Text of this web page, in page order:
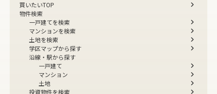
買いたいTOP
物件検索
一戸建てを検索
マンションを検索
土地を検索
学区マップから探す
沿線・駅から探す
一戸建て
マンション
土地
投資物件を検索